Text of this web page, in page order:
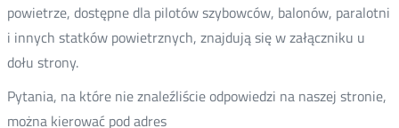
powietrze, dostępne dla pilotów szybowców, balonów, paralotni
i innych statków powietrznych, znajdują się w załączniku u
dołu strony.
Pytania, na które nie znaleźliście odpowiedzi na naszej stronie,
można kierować pod adres